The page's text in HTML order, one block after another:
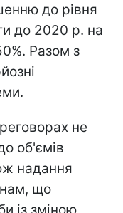
до рівня
до 2020 р. на
Разом з
не
об'ємів
надання
що
із зміною